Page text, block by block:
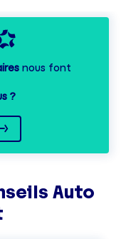
nous font
?
Auto